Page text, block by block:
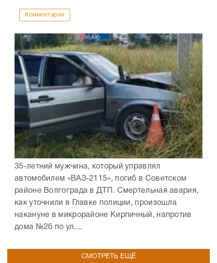
Комментарии
35-летний мужчина, который управлял
автомобилем «ВАЗ-2115», погиб в Советском
районе Волгограда в ДТП. Смертельная авария,
как уточнили в Главке полиции, произошла
накануне в микрорайоне Кирпичный, напротив
дома №2б по ул....
СМОТРЕТЬ ЕЩЁ